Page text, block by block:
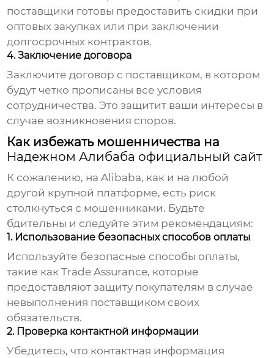
поставщики готовы предоставить скидки при
оптовых закупках или при заключении
долгосрочных контрактов.
4. Заключение договора
Заключите договор с поставщиком, в котором
будут четко прописаны все условия
сотрудничества. Это защитит ваши интересы в
случае возникновения споров.
Как избежать мошенничества на
Надежном Алибаба официальный сайт
К сожалению, на Alibaba, как и на любой
другой крупной платформе, есть риск
столкнуться с мошенниками. Будьте
бдительны и следуйте этим рекомендациям:
1. Использование безопасных способов оплаты
Используйте безопасные способы оплаты,
такие как Trade Assurance, которые
предоставляют защиту покупателям в случае
невыполнения поставщиком своих
обязательств.
2. Проверка контактной информации
Убедитесь, что контактная информация